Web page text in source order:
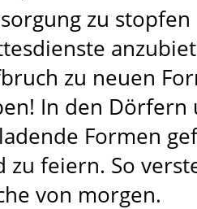
zu
zu neuen
In den Dörfern
Formen
zu feiern. So
von morgen.